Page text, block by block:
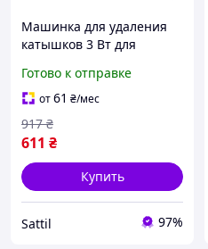
Машинка для удаления
катышков 3 Вт для
оранжевая Gemei PS-3804
Готово к отправке
от61 ₴/мес
611 ₴
917 ₴
Купить
Sattil 97%